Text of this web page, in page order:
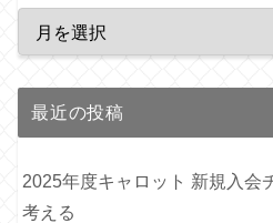
最近の投稿
2025年度キャロット 新規入会
考える